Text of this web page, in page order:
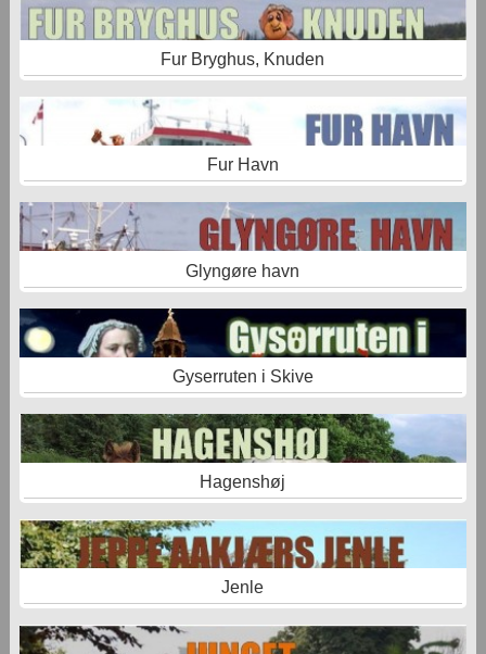
Fur Bryghus, Knuden
Fur Havn
Glyngøre havn
Gyserruten i Skive
Hagenshøj
Jenle